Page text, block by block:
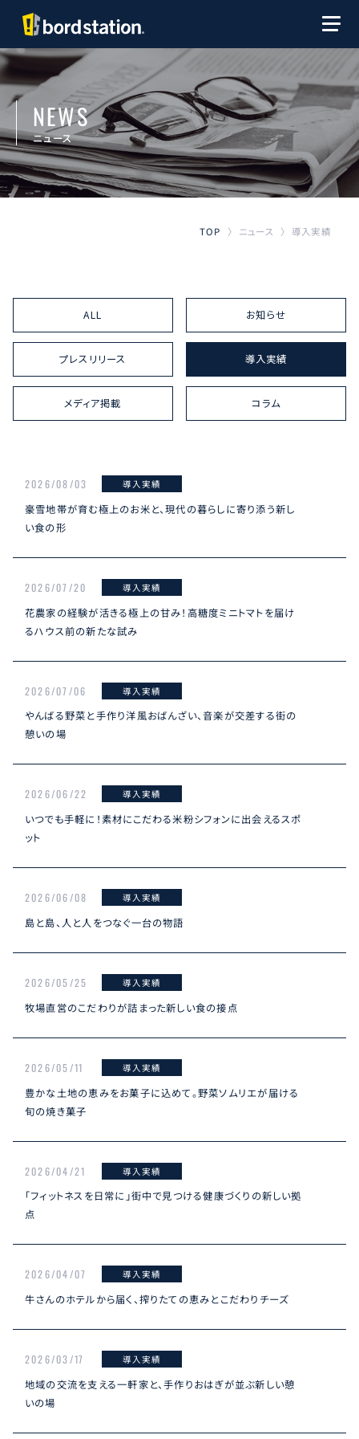
TOP 〉 ニュース 〉 導入実績
NEWS
ニュース
ALL お知らせ
プレスリリース 導入実績
メディア掲載 コラム
2026/08/03 導入実績
豪雪地帯が育む極上のお米と、現代の暮らしに寄り添う新し
い食の形
2026/07/20 導入実績
花農家の経験が活きる極上の甘み！高糖度ミニトマトを届け
るハウス前の新たな試み
2026/07/06 導入実績
やんばる野菜と手作り洋風おばんざい、音楽が交差する街の
憩いの場
2026/06/22 導入実績
いつでも手軽に！素材にこだわる米粉シフォンに出会えるスポ
ット
2026/06/08 導入実績
島と島、人と人をつなぐ一台の物語
2026/05/25 導入実績
牧場直営のこだわりが詰まった新しい食の接点
2026/05/11 導入実績
豊かな土地の恵みをお菓子に込めて。野菜ソムリエが届ける
旬の焼き菓子
2026/04/21 導入実績
「フィットネスを日常に」街中で見つける健康づくりの新しい拠
点
2026/04/07 導入実績
牛さんのホテルから届く、搾りたての恵みとこだわりチーズ
2026/03/17 導入実績
地域の交流を支える一軒家と、手作りおはぎが並ぶ新しい憩
いの場